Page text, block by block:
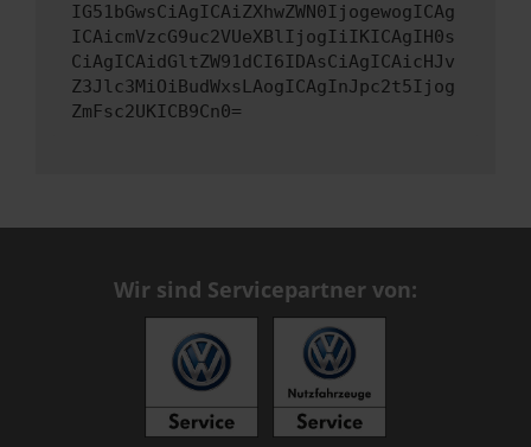
IG51bGwsCiAgICAiZXhwZWN0IjogewogICAg
ICAicmVzcG9uc2VUeXBlIjogIiIKICAgIH0s
CiAgICAidGltZW91dCI6IDAsCiAgICAicHJv
Z3Jlc3MiOiBudWxsLAogICAgInJpc2t5Ijog
ZmFsc2UKICB9Cn0=
Wir sind Servicepartner von: